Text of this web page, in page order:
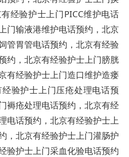
经验护士上门PICC维护电话
门输液港维护电话预约，北京
管胃管电话预约，北京有经验
约，北京有经验护士上门膀胱
有经验护士上门造口维护造瘘
验护士上门压疮处理电话预
褥疮处理电话预约，北京有经
电话预约，北京有经验护士上
，北京有经验护士上门灌肠护
验护士上门采血化验电话预约